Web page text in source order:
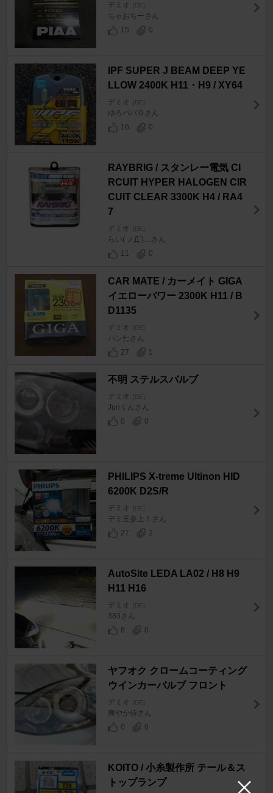
デミオ
ちゃおちーさん
15
0
IPF SUPER J BEAM DEEP YE
LLOW 2400K H11・H9 / XY64
デミオ
ゆろパパＤさん
16
0
RAYBRIG / スタンレー電気 CI
RCUIT HYPER HALOGEN CIR
CUIT CLEAR 3300K H4 / RA4
7
デミオ
らい( ノД`)…さん
11
0
CAR MATE / カーメイト GIGA
イエローパワー 2300K H11 / B
D1135
デミオ [DE]
パンたさん
27
1
不明 ステルスバルブ
デミオ [DE]
Junくんさん
0
0
PHILIPS X-treme Ultinon HID
6200K D2S/R
デミオ [DE]
デミ王参上！さん
27
2
AutoSite LEDA LA02 / H8 H9
H11 H16
デミオ [DE]
383さん
8
0
ヤフオク クロームコーティング
ウインカーバルブ フロント
デミオ [DE]
爽やか侍さん
0
0
KOITO / 小糸製作所 テール＆ス
トップランプ